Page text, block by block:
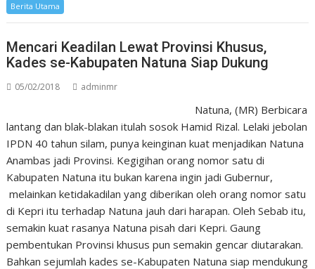
Berita Utama
Mencari Keadilan Lewat Provinsi Khusus,
Kades se-Kabupaten Natuna Siap Dukung
05/02/2018 adminmr
Natuna, (MR) Berbicara
lantang dan blak-blakan itulah sosok Hamid Rizal. Lelaki jebolan
IPDN 40 tahun silam, punya keinginan kuat menjadikan Natuna
Anambas jadi Provinsi. Kegigihan orang nomor satu di
Kabupaten Natuna itu bukan karena ingin jadi Gubernur,
melainkan ketidakadilan yang diberikan oleh orang nomor satu
di Kepri itu terhadap Natuna jauh dari harapan. Oleh Sebab itu,
semakin kuat rasanya Natuna pisah dari Kepri. Gaung
pembentukan Provinsi khusus pun semakin gencar diutarakan.
Bahkan sejumlah kades se-Kabupaten Natuna siap mendukung